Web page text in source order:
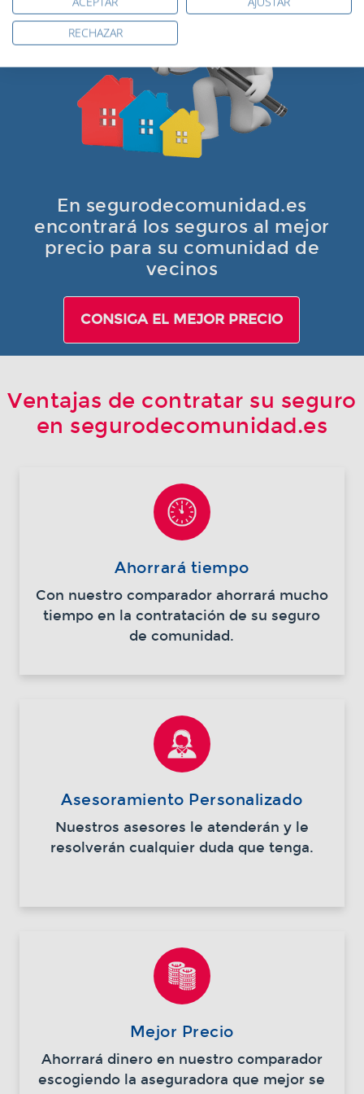
En segurodecomunidad.es
encontrará los seguros al mejor
precio para su comunidad de
vecinos
CONSIGA EL MEJOR PRECIO
Ventajas de contratar su seguro
en segurodecomunidad.es
Ahorrará tiempo
Con nuestro comparador ahorrará mucho
tiempo en la contratación de su seguro
de comunidad.
Asesoramiento Personalizado
Nuestros asesores le atenderán y le
resolverán cualquier duda que tenga.
Mejor Precio
Ahorrará dinero en nuestro comparador
escogiendo la aseguradora que mejor se
RECHAZAR